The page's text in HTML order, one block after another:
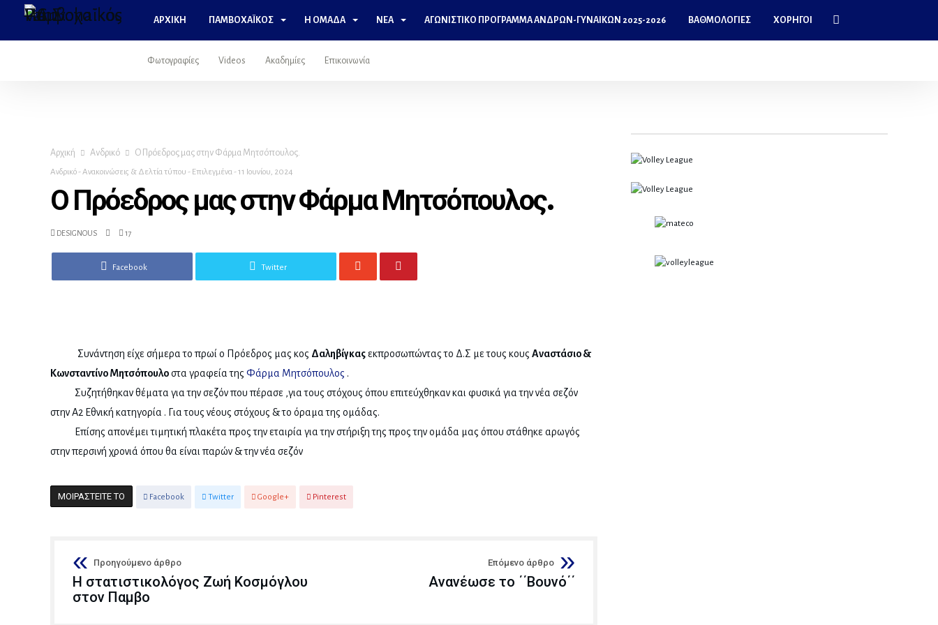
ΑΡΧΙΚΉ ΠΑΜΒΟΧΑΪΚΌΣ Η ΟΜΆΔΑ ΝΈΑ ΑΓΩΝΙΣΤΙΚΌ ΠΡΌΓΡΑΜΜΑ ΑΝΔΡΩΝ-ΓΥΝΑΙΚΩΝ 2025-2026 ΒΑΘΜΟΛΟΓΊΕΣ ΧΟΡΗΓΟΊ
Φωτογραφίες Videos Ακαδημίες Επικοινωνία
Αρχική Ανδρικό Ο Πρόεδρος μας στην Φάρμα Μητσόπουλος.
Ανδρικό -Ανακοινώσεις & Δελτία τύπου - Επιλεγμένα -11 Ιουνίου, 2024
Ο Πρόεδρος μας στην Φάρμα Μητσόπουλος.
DESIGNOUS 17
Facebook Twitter
Συνάντηση είχε σήμερα το πρωί ο Πρόεδρος μας κος Δαληβίγκαςεκπροσωπώντας το Δ.Σ με τους κους Αναστάσιο &
Κωνσταντίνο Μητσόπουλοστα γραφεία της Φάρμα Μητσόπουλος .
Συζητήθηκαν θέματα για την σεζόν που πέρασε ,για τους στόχους όπου επιτεύχθηκαν και φυσικά για την νέα σεζόν
στην Α2 Εθνική κατηγορία . Για τους νέους στόχους & το όραμα της ομάδας.
Επίσης απονέμει τιμητική πλακέτα προς την εταιρία για την στήριξη της προς την ομάδα μας όπου στάθηκε αρωγός
στην περσινή χρονιά όπου θα είναι παρών & την νέα σεζόν
ΜΟΙΡΑΣΤΕΊΤΕ ΤΟ Facebook Twitter Google+ Pinterest
Προηγούμενο άρθρο
Η στατιστικολόγος Ζωή Κοσμόγλου
στον Παμβο
Επόμενο άρθρο
Ανανέωσε το ΄΄Βουνό΄΄